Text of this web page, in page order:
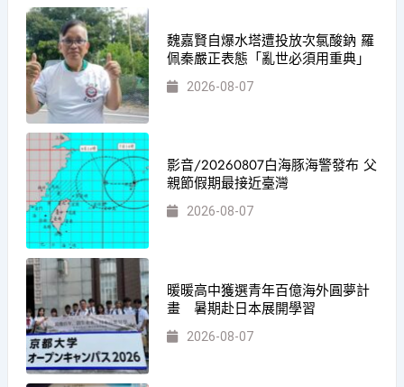
魏嘉賢自爆水塔遭投放次氯酸鈉 羅
佩秦嚴正表態「亂世必須用重典」
2026-08-07
影音/20260807白海豚海警發布 父
親節假期最接近臺灣
2026-08-07
暖暖高中獲選青年百億海外圓夢計
畫 暑期赴日本展開學習
2026-08-07